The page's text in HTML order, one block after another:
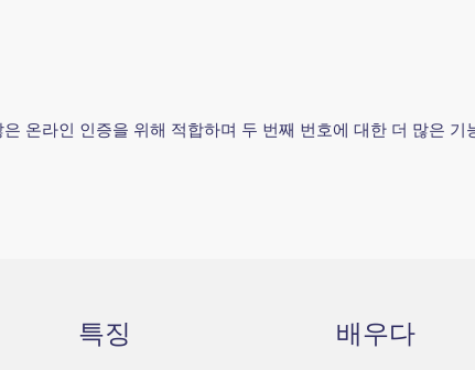
온라인 인증을 위해 적합하며 두 번째 번호에 대한 더 많은 기
특징 배우다